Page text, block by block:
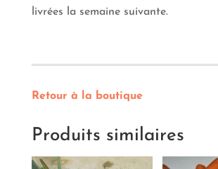
livrées la semaine suivante.
Retour à la boutique
Produits similaires